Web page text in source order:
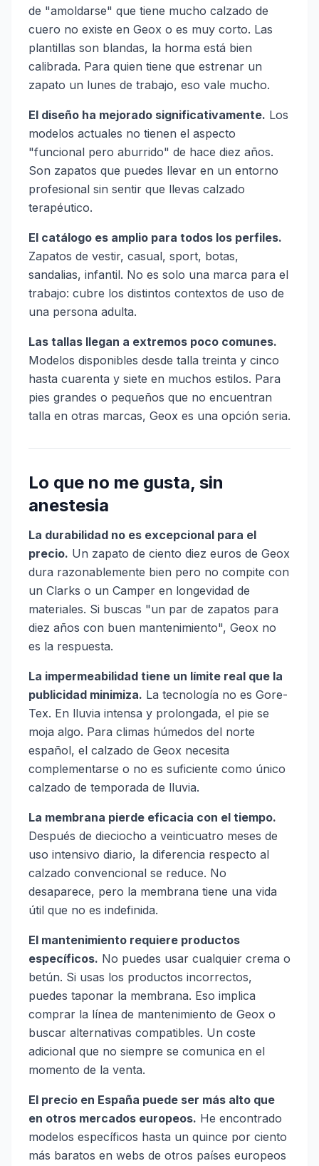
de "amoldarse" que tiene mucho calzado de
cuero no existe en Geox o es muy corto. Las
plantillas son blandas, la horma está bien
calibrada. Para quien tiene que estrenar un
zapato un lunes de trabajo, eso vale mucho.
El diseño ha mejorado significativamente. Los
modelos actuales no tienen el aspecto
"funcional pero aburrido" de hace diez años.
Son zapatos que puedes llevar en un entorno
profesional sin sentir que llevas calzado
terapéutico.
El catálogo es amplio para todos los perfiles.
Zapatos de vestir, casual, sport, botas,
sandalias, infantil. No es solo una marca para el
trabajo: cubre los distintos contextos de uso de
una persona adulta.
Las tallas llegan a extremos poco comunes.
Modelos disponibles desde talla treinta y cinco
hasta cuarenta y siete en muchos estilos. Para
pies grandes o pequeños que no encuentran
talla en otras marcas, Geox es una opción seria.
Lo que no me gusta, sin
anestesia
La durabilidad no es excepcional para el
precio. Un zapato de ciento diez euros de Geox
dura razonablemente bien pero no compite con
un Clarks o un Camper en longevidad de
materiales. Si buscas "un par de zapatos para
diez años con buen mantenimiento", Geox no
es la respuesta.
La impermeabilidad tiene un límite real que la
publicidad minimiza. La tecnología no es Gore-
Tex. En lluvia intensa y prolongada, el pie se
moja algo. Para climas húmedos del norte
español, el calzado de Geox necesita
complementarse o no es suficiente como único
calzado de temporada de lluvia.
La membrana pierde eficacia con el tiempo.
Después de dieciocho a veinticuatro meses de
uso intensivo diario, la diferencia respecto al
calzado convencional se reduce. No
desaparece, pero la membrana tiene una vida
útil que no es indefinida.
El mantenimiento requiere productos
específicos. No puedes usar cualquier crema o
betún. Si usas los productos incorrectos,
puedes taponar la membrana. Eso implica
comprar la línea de mantenimiento de Geox o
buscar alternativas compatibles. Un coste
adicional que no siempre se comunica en el
momento de la venta.
El precio en España puede ser más alto que
en otros mercados europeos. He encontrado
modelos específicos hasta un quince por ciento
más baratos en webs de otros países europeos